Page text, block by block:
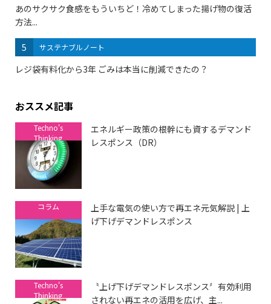
あのサクサク食感をもういちど！冷めてしまった揚げ物の復活
方法...
5 サステナブルノート
レジ袋有料化から3年 ごみは本当に削減できたの？
おススメ記事
Techno's
Thinking
エネルギー政策の根幹にも資するデマンド
レスポンス（DR）
コラム
上手な電気の使い方で再エネ元気解説 | 上
げ下げデマンドレスポンス
Techno's
Thinking
〝上げ下げデマンドレスポンス〞有効利用
されない再エネの活用を広げ、主...